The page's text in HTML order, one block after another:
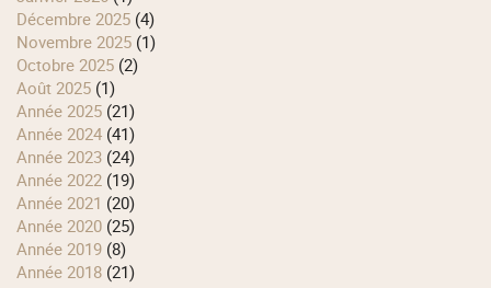
décembre 2025 (4)
novembre 2025 (1)
octobre 2025 (2)
août 2025 (1)
année 2025 (21)
année 2024 (41)
année 2023 (24)
année 2022 (19)
année 2021 (20)
année 2020 (25)
année 2019 (8)
année 2018 (21)